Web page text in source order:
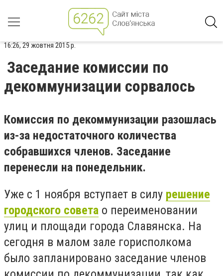
16:26, 29 жовтня 2015 р.
Заседание комиссии по
декоммунизации сорвалось
Комиссия по декоммунизации разошлась
из-за недостаточного количества
собравшихся членов. Заседание
перенесли на понедельник.
Уже с 1 ноября вступает в силу решение
городского совета о переименовании
улиц и площади города Славянска. На
сегодня в малом зале горисполкома
было запланировано заседание членов